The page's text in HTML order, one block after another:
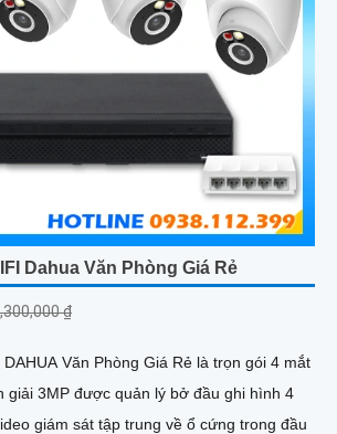
Dahua Văn Phòng Giá Rẻ
₫
Văn Phòng Giá Rẻ là trọn gói 4 mắt
giải 3MP được quản lý bở đầu ghi hình 4
giám sát tập trung về ổ cứng trong đầu